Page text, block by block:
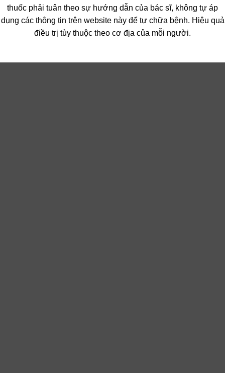
thuốc phải tuân theo sự hướng dẫn của bác sĩ, không tự áp
dụng các thông tin trên website này để tự chữa bệnh. Hiệu quả
điều trị tùy thuộc theo cơ địa của mỗi người.